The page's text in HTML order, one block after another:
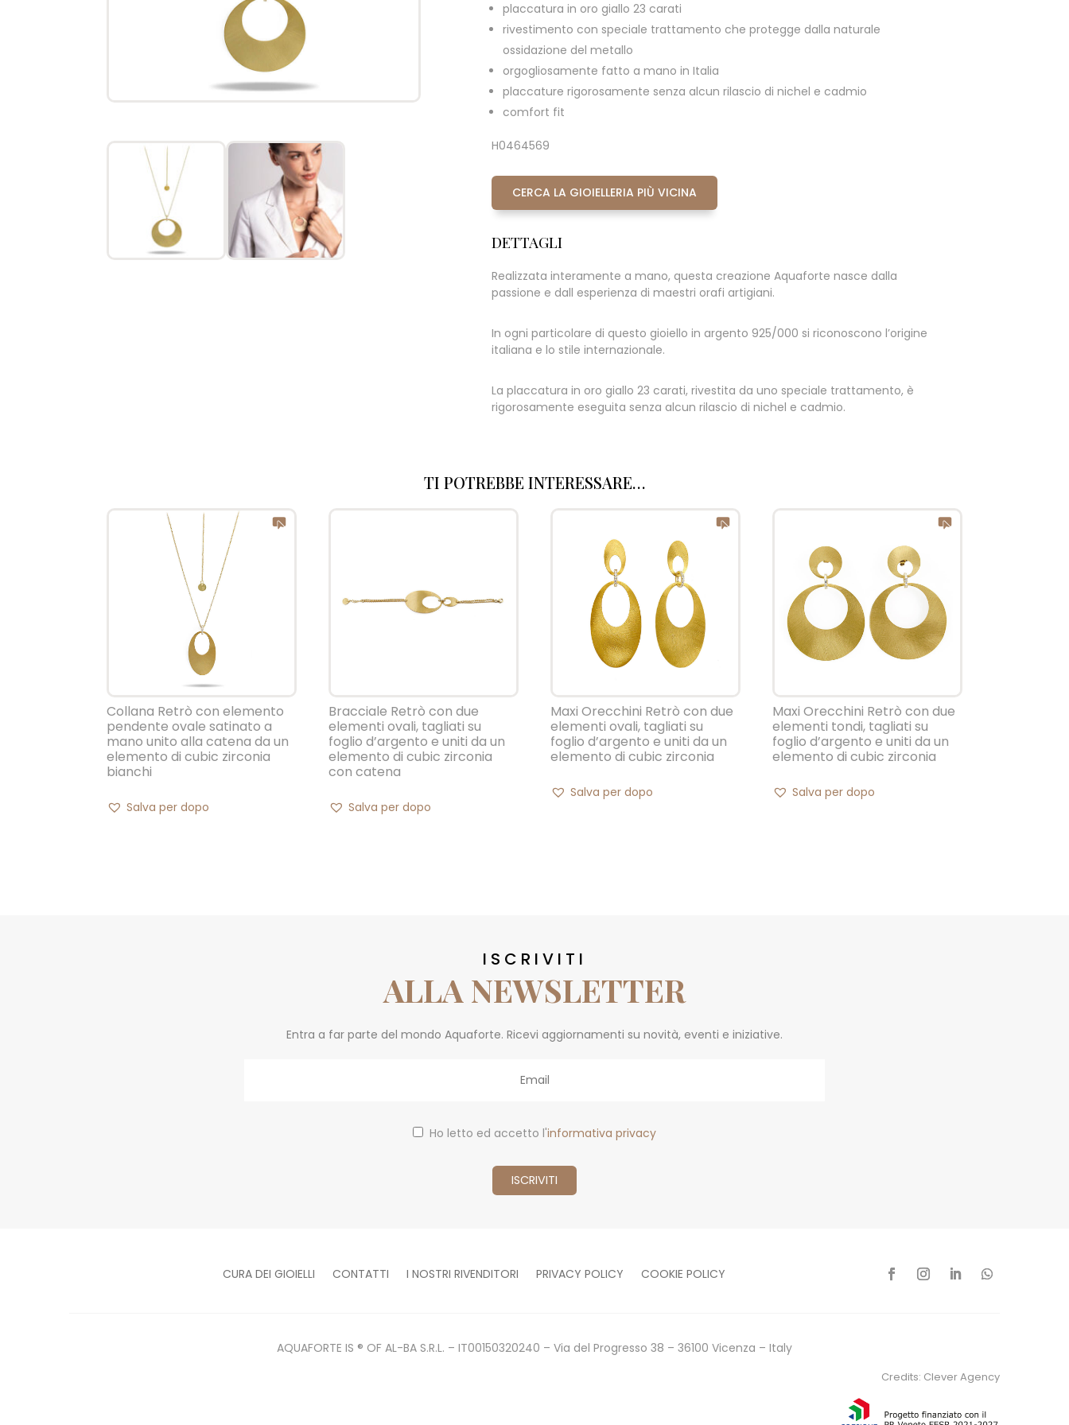
placcatura in oro giallo 23 carati
rivestimento con speciale trattamento che protegge dalla naturale
ossidazione del metallo
orgogliosamente fatto a mano in Italia
placcature rigorosamente senza alcun rilascio di nichel e cadmio
comfort fit
H0464569
CERCA LA GIOIELLERIA PIÙ VICINA
DETTAGLI
Realizzata interamente a mano, questa creazione Aquaforte nasce dalla
passione e dall esperienza di maestri orafi artigiani.
In ogni particolare di questo gioiello in argento 925/000 si riconoscono l’origine
italiana e lo stile internazionale.
La placcatura in oro giallo 23 carati, rivestita da uno speciale trattamento, è
rigorosamente eseguita senza alcun rilascio di nichel e cadmio.
TI POTREBBE INTERESSARE…
Collana Retrò con elemento
pendente ovale satinato a
mano unito alla catena da un
elemento di cubic zirconia
bianchi
Salva per dopo
Bracciale Retrò con due
elementi ovali, tagliati su
foglio d’argento e uniti da un
elemento di cubic zirconia
con catena
Salva per dopo
Maxi Orecchini Retrò con due
elementi ovali, tagliati su
foglio d’argento e uniti da un
elemento di cubic zirconia
Salva per dopo
Maxi Orecchini Retrò con due
elementi tondi, tagliati su
foglio d’argento e uniti da un
elemento di cubic zirconia
Salva per dopo
ISCRIVITI
ALLA NEWSLETTER
Entra a far parte del mondo Aquaforte. Ricevi aggiornamenti su novità, eventi e iniziative.
Ho letto ed accetto l'informativa privacy
CURA DEI GIOIELLI CONTATTI I NOSTRI RIVENDITORI PRIVACY POLICY COOKIE POLICY
AQUAFORTE IS ® OF AL-BA S.R.L. – IT00150320240 – Via del Progresso 38 – 36100 Vicenza – Italy
Credits: Clever Agency